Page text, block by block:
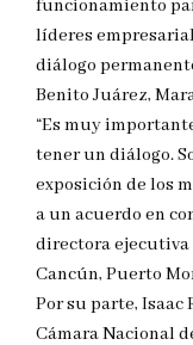
funcionamiento
líderes
diálogo
Benito Juárez,
“Es muy
tener un diálogo.
exposición de los
a un acuerdo en
directora ejecutiva
Cancún, Puerto
Por su parte, Isaac
Cámara Nacional